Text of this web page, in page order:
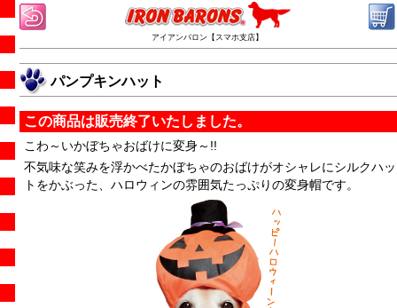
アイアンバロン【スマホ支店】
パンプキンハット
この商品は販売終了いたしました。
こわ～いかぼちゃおばけに変身～!!
不気味な笑みを浮かべたかぼちゃのおばけがオシャレにシルクハッ
トをかぶった、ハロウィンの雰囲気たっぷりの変身帽です。